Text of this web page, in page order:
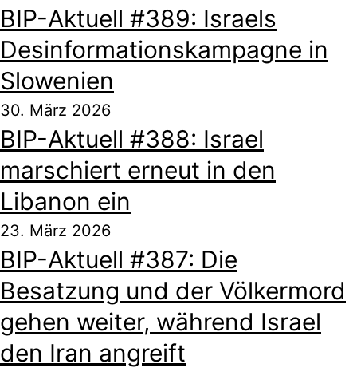
BIP-Aktuell #389: Israels
Desinformationskampagne in
Slowenien
30. März 2026
BIP-Aktuell #388: Israel
marschiert erneut in den
Libanon ein
23. März 2026
BIP-Aktuell #387: Die
Besatzung und der Völkermord
gehen weiter, während Israel
den Iran angreift